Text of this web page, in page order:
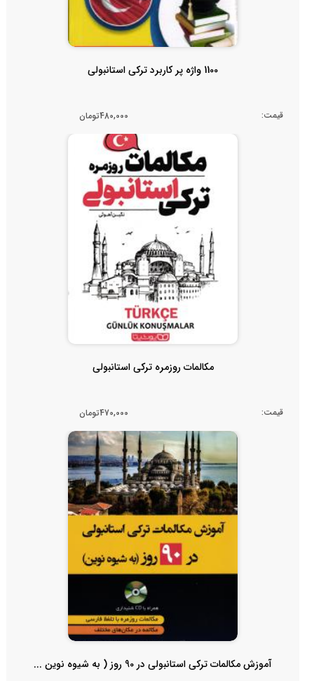
1100 واژه پر کاربرد ترکی استانبولی
قیمت: 480,000تومان
مکالمات روزمره ترکی استانبولی
قیمت: 470,000تومان
آموزش مکالمات ترکی استانبولی در 90 روز ( به شیوه نوین ...